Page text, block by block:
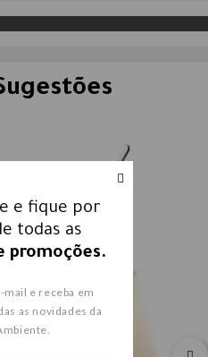
e fique por
todas as
promoções.
mail e receba em
as novidades da